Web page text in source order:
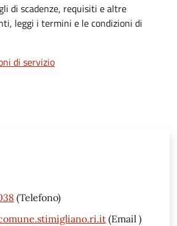
di scadenze, requisiti e altre
leggi i termini e le condizioni di
di servizio
(Telefono)
(Email )